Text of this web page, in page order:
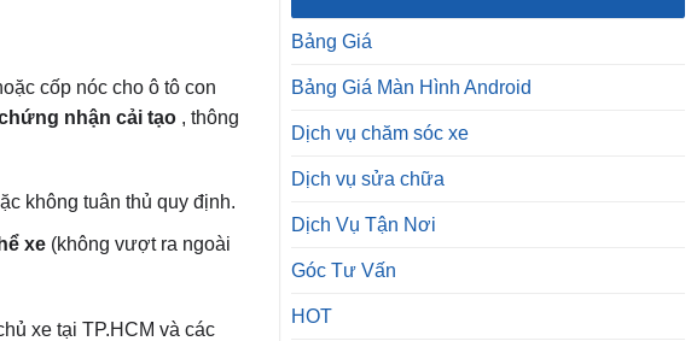
cốp nóc cho ô tô con
nhận cải tạo , thông
không tuân thủ quy định.
xe (không vượt ra ngoài
xe tại TP.HCM và các
Bảng Giá
Bảng Giá Màn Hình Android
Dịch vụ chăm sóc xe
Dịch vụ sửa chữa
Dịch Vụ Tận Nơi
Góc Tư Vấn
HOT